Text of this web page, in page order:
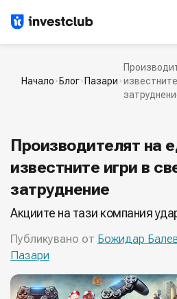
Начало Блог Пазари
Производителят на
известните игри в
затруднение
Акциите на тази компания
Публикувано от Божидар
Пазари